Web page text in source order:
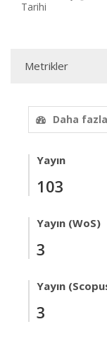
Tarihi
Metrikler
Daha
Yayın
103
Yayın (WoS)
3
Yayın
3